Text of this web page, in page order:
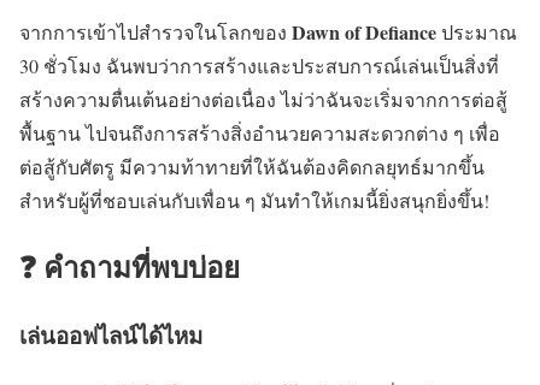
จากการเข้าไปสำรวจในโลกของ Dawn of Defianceประมาณ
30 ชั่วโมง ฉันพบว่าการสร้างและประสบการณ์เล่นเป็นสิ่งที่
สร้างความตื่นเต้นอย่างต่อเนื่อง ไม่ว่าฉันจะเริ่มจากการต่อสู้
พื้นฐาน ไปจนถึงการสร้างสิ่งอำนวยความสะดวกต่าง ๆ เพื่อ
ต่อสู้กับศัตรู มีความท้าทายที่ให้ฉันต้องคิดกลยุทธ์มากขึ้น
สำหรับผู้ที่ชอบเล่นกับเพื่อน ๆ มันทำให้เกมนี้ยิ่งสนุกยิ่งขึ้น!
❓ คำถามที่พบบ่อย
เล่นออฟไลน์ได้ไหม